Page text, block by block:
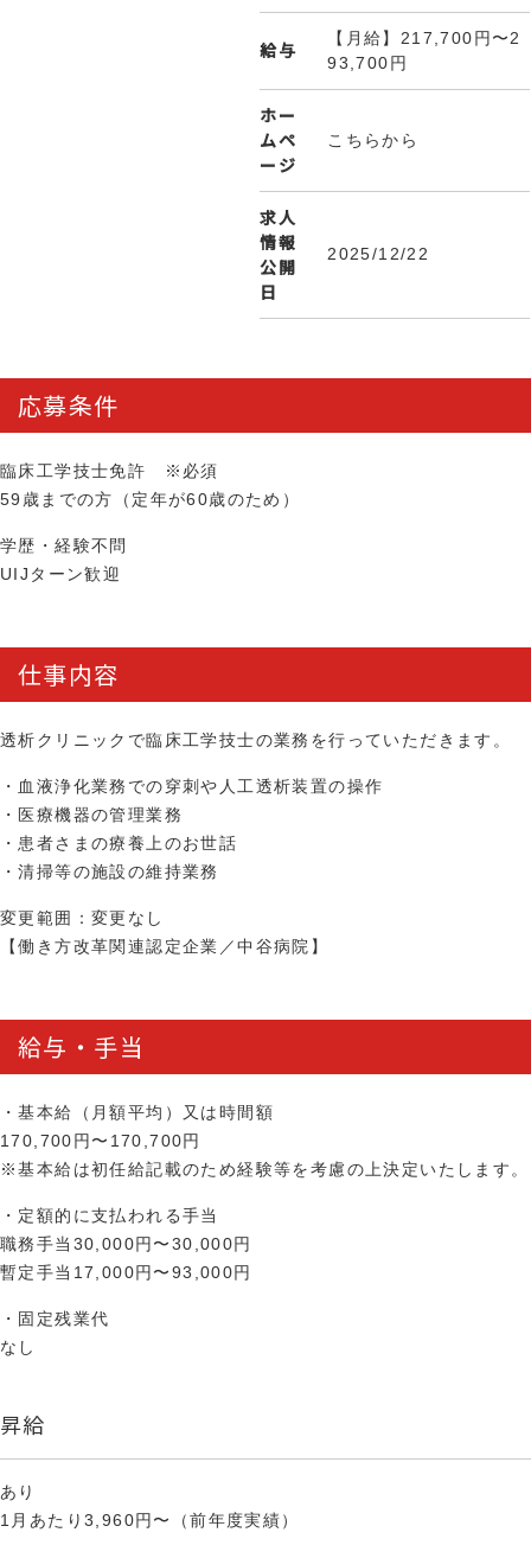
給与
【月給】217,700円〜2
93,700円
ホー
ムペ
ージ
こちらから
求人
情報
公開
日
2025/12/22
応募条件
臨床工学技士免許 ※必須
59歳までの方（定年が60歳のため）
学歴・経験不問
UIJターン歓迎
仕事内容
透析クリニックで臨床工学技士の業務を行っていただきます。
・血液浄化業務での穿刺や人工透析装置の操作
・医療機器の管理業務
・患者さまの療養上のお世話
・清掃等の施設の維持業務
変更範囲：変更なし
【働き方改革関連認定企業／中谷病院】
給与・手当
・基本給（月額平均）又は時間額
170,700円〜170,700円
※基本給は初任給記載のため経験等を考慮の上決定いたします。
・定額的に支払われる手当
職務手当30,000円〜30,000円
暫定手当17,000円〜93,000円
・固定残業代
なし
昇給
あり
1月あたり3,960円〜（前年度実績）